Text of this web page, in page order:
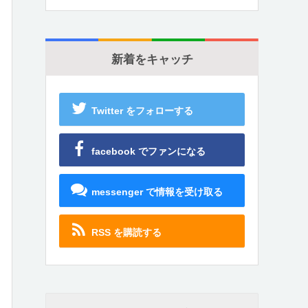
新着をキャッチ
Twitter をフォローする
facebook でファンになる
messenger で情報を受け取る
RSS を購読する